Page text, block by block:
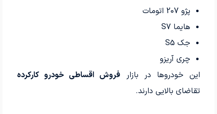
پژو 207 اتومات
هایما S7
جک S5
چری آریزو
این خودروها در بازار فروش اقساطی خودرو کارکرده
تقاضای بالایی دارند.